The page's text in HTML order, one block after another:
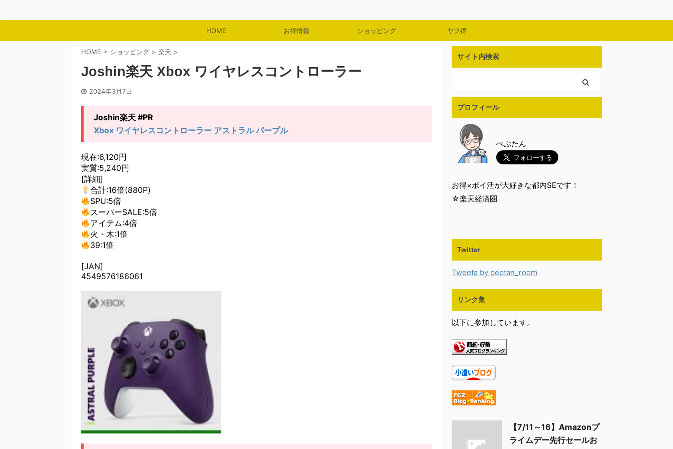
HOME お得情報 ショッピング ヤフ得
HOME > ショッピング > 楽天 >
Joshin楽天 Xbox ワイヤレスコントローラー
2024年3月7日
Joshin楽天 #PR
Xbox ワイヤレスコントローラー アストラル パープル
現在:6,120円
実質:5,240円
[詳細]
合計:16倍(880P)
SPU:5倍
スーパーSALE:5倍
アイテム:4倍
火・木:1倍
39:1倍
[JAN]
4549576186061
サイト内検索
プロフィール
ぺぷたん
お得×ポイ活が大好きな都内SEです！
☆楽天経済圏
Twitter
Tweets by peptan_room
リンク集
以下に参加しています。
【7/11～16】Amazonプ
ライムデー先行セールお